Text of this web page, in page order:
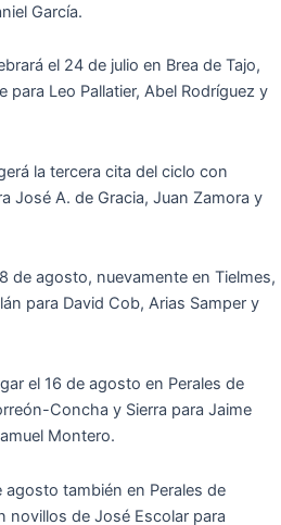
García.
á el 24 de julio en Brea de Tajo,
para Leo Pallatier, Abel Rodríguez y
á la tercera cita del ciclo con
José A. de Gracia, Juan Zamora y
de agosto, nuevamente en Tielmes,
án para David Cob, Arias Samper y
el 16 de agosto en Perales de
ón-Concha y Sierra para Jaime
Montero.
agosto también en Perales de
novillos de José Escolar para